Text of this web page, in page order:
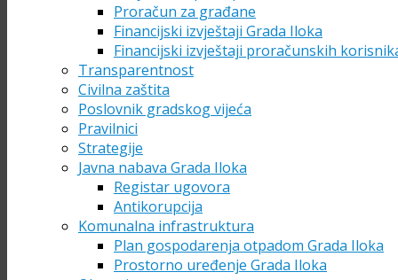
Proračun za građane
Financijski izvještaji Grada Iloka
Financijski izvještaji proračunskih
Transparentnost
Civilna zaštita
Poslovnik gradskog vijeća
Pravilnici
Strategije
Javna nabava Grada Iloka
Registar ugovora
Antikorupcija
Komunalna infrastruktura
Plan gospodarenja otpadom Grada Iloka
Prostorno uređenje Grada Iloka